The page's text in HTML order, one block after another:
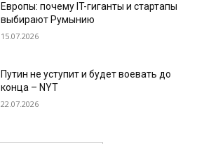
Европы: почему IT-гиганты и стартапы
выбирают Румынию
15.07.2026
Путин не уступит и будет воевать до
конца – NYT
22.07.2026